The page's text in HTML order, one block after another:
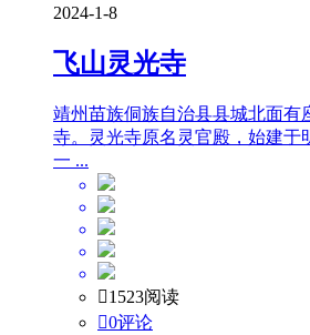
2024-1-8
飞山灵光寺
靖州苗族侗族自治县县城北面有
寺。灵光寺原名灵官殿，始建于
一 ...
1523阅读
0评论